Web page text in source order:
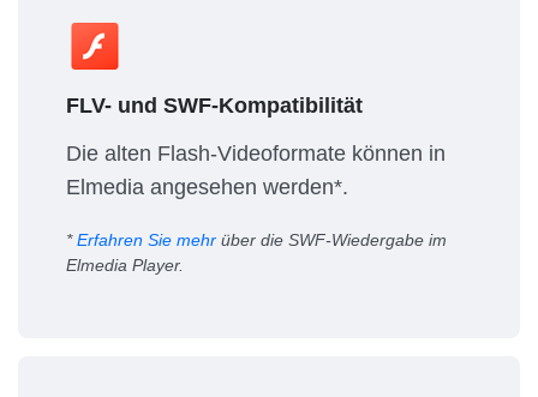
FLV- und SWF-Kompatibilität
Die alten Flash-Videoformate können in
Elmedia angesehen werden*.
*Erfahren Sie mehr über die SWF-Wiedergabe im
Elmedia Player.